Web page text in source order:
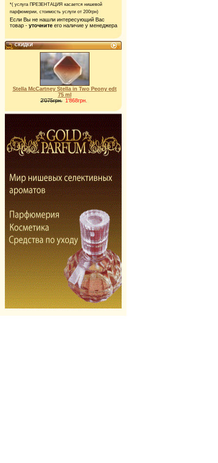
*( услуга ПРЕЗЕНТАЦИЯ касается нишевой
парфюмерии, стоимость услуги от 200грн)
Если Вы не нашли интересующий Вас
товар - уточните его наличие у менеджера
СКИДКИ
Stella McCartney Stella in Two Peony edt
75 ml
2'075грн. 1'868грн.